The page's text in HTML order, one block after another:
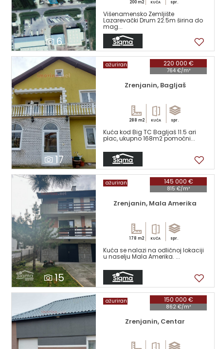
6
200 m2 KUĆA spr.
Višenamensko Zemljište
Lazarevački Drum 22.5m širina do
mag...
17
220 000 €
764 €/m²
ažuriran
Zrenjanin, Bagljaš
288 m2 KUĆA spr.
Kuća kod Big TC Bagljaš 11.5 ari
plac, ukupno 168m2 pomoćni...
15
145 000 €
815 €/m²
ažuriran
Zrenjanin, Mala Amerika
178 m2 KUĆA spr.
Kuća se nalazi na odličnoj lokaciji
u naselju Mala Amerika. ...
150 000 €
862 €/m²
ažuriran
Zrenjanin, Centar